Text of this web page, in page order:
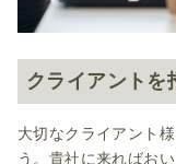
クライアントを
大切なクライアント
う。貴社に来ればお